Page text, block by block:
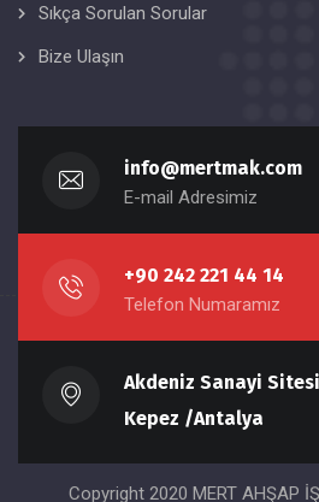
Sıkça Sorulan Sorular
Bize Ulaşın
info@mertmak.com
E-mail Adresimiz
+90 242 221 44 14
Telefon Numaramız
Akdeniz Sanayi
Kepez /Antalya
Copyright 2020 MERT AHŞAP